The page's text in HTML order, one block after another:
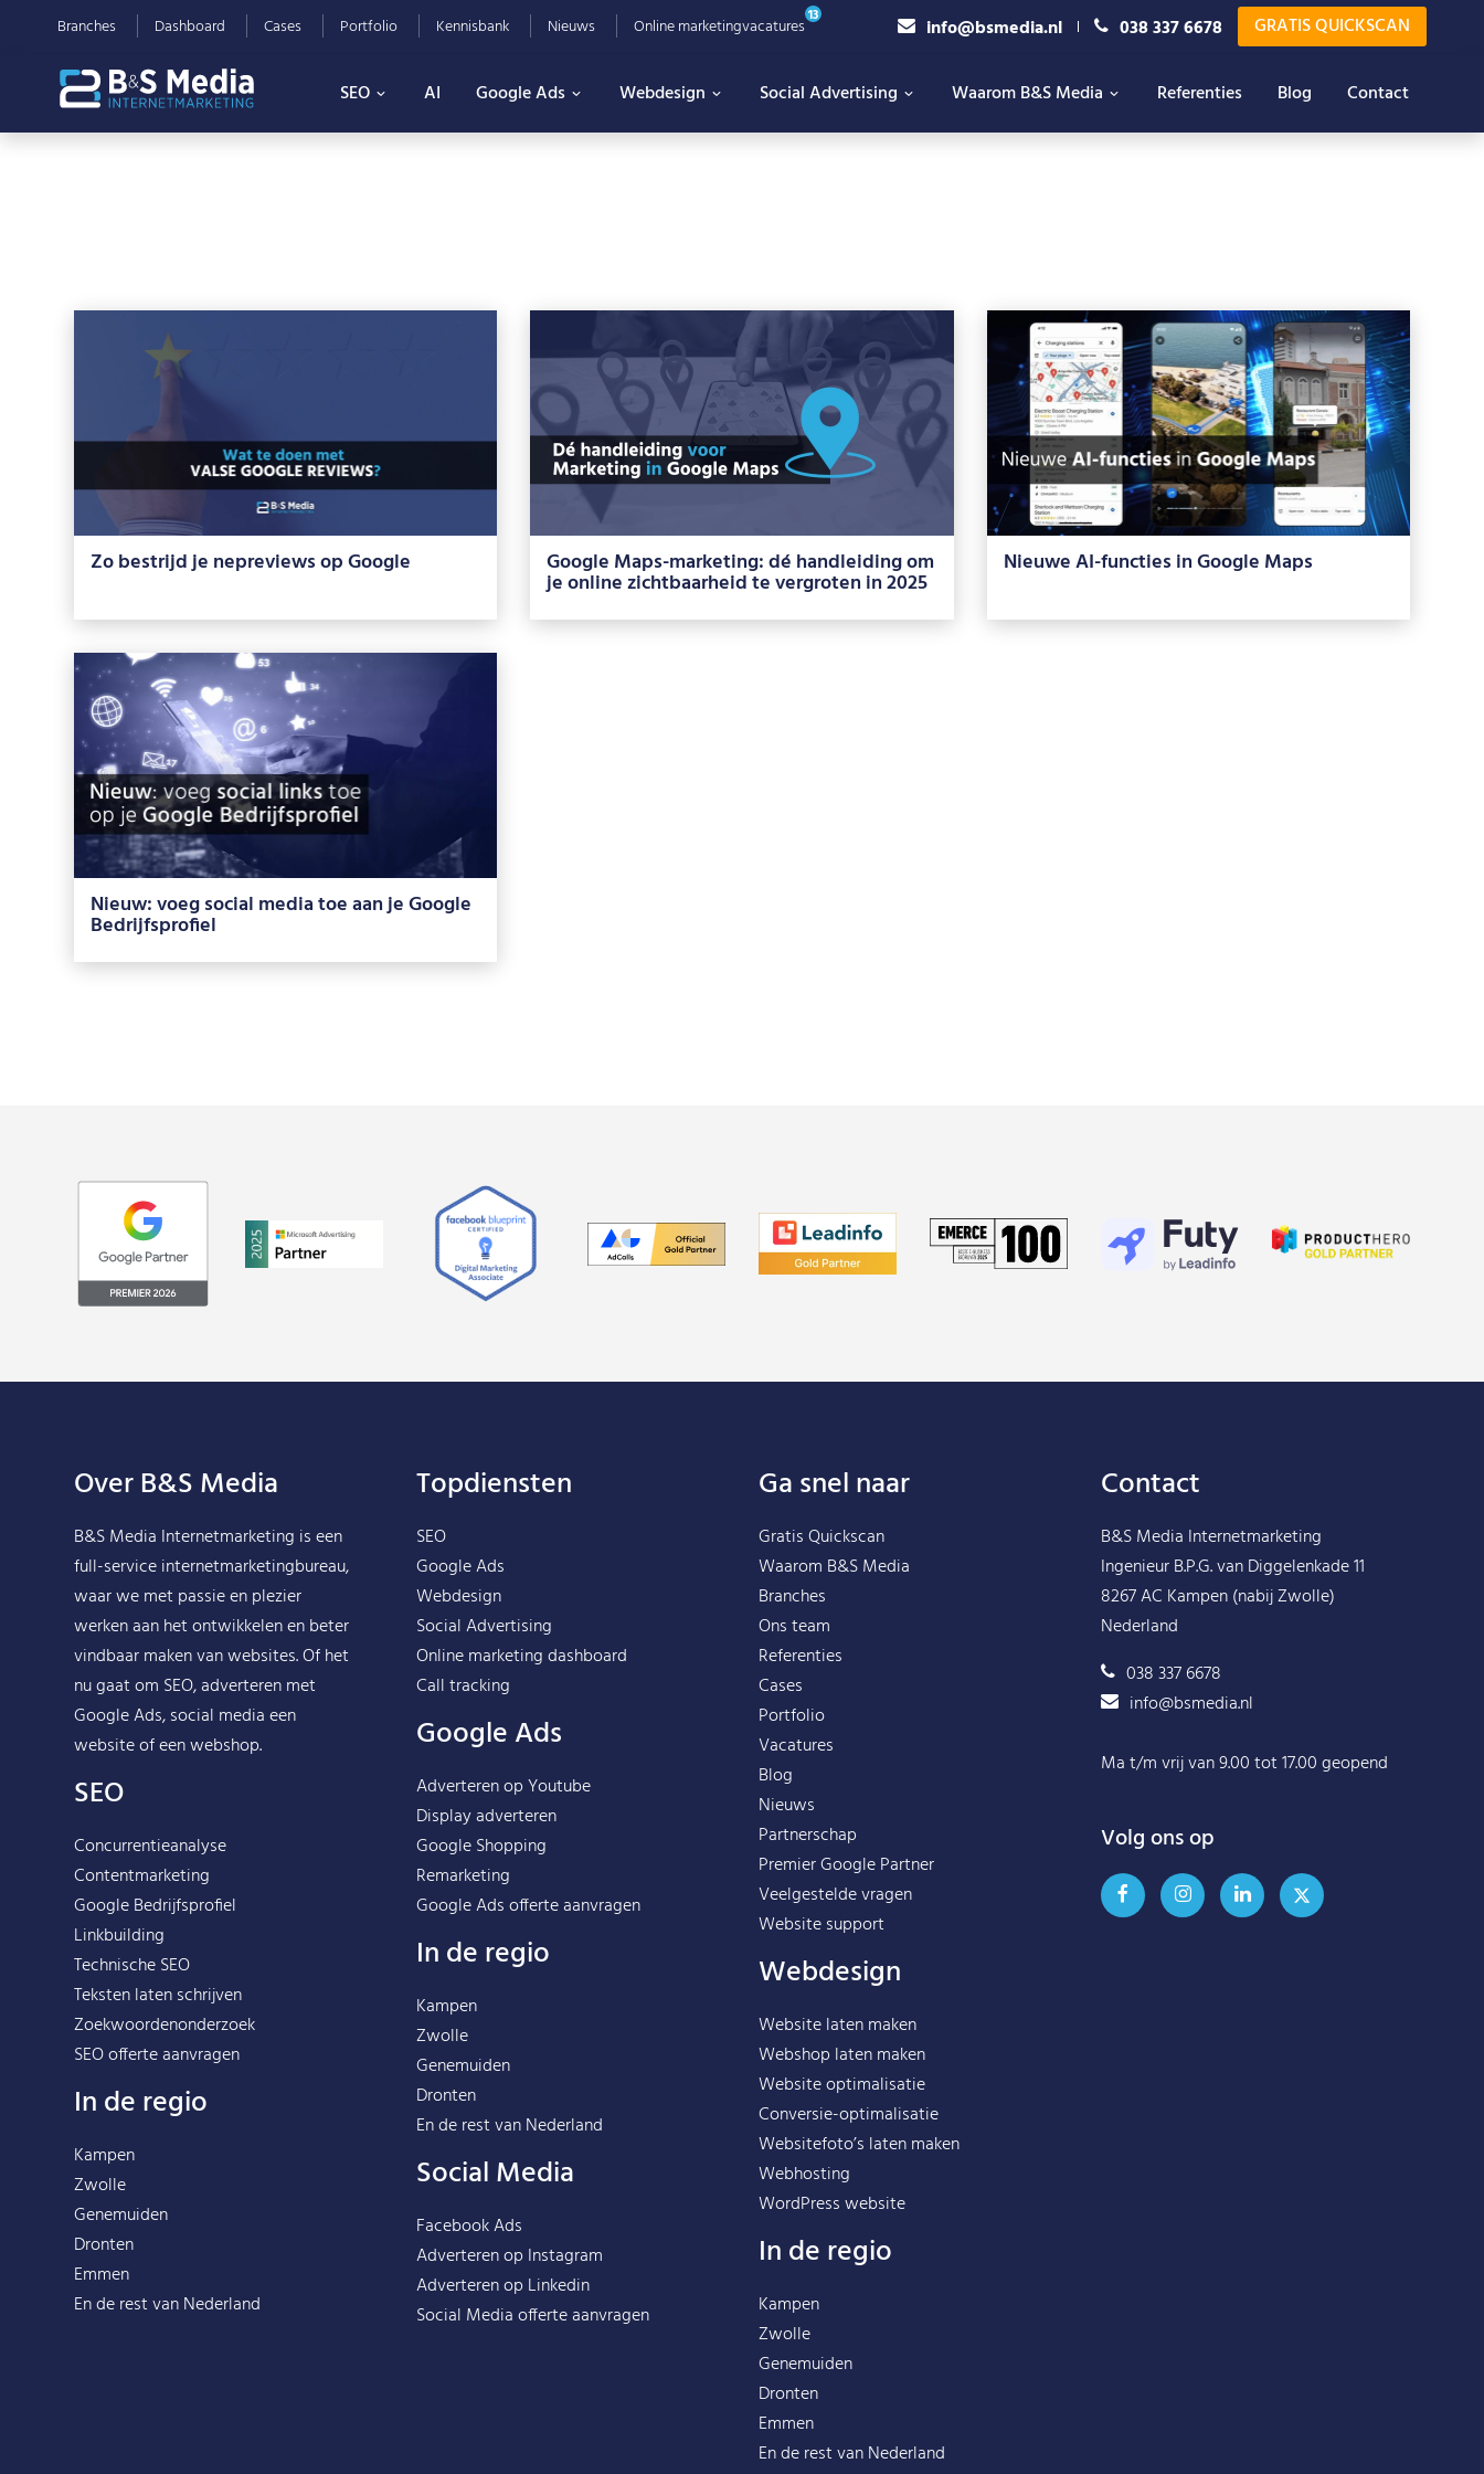
Branches Dashboard Cases Portfolio Kennisbank Nieuws Online marketingvacatures13 info@bsmedia.nl 038 337 6678 GRATIS QUICKSCAN
SEO AI Google Ads Webdesign Social Advertising Waarom B&S Media Referenties Blog Contact
Zo bestrijd je nepreviews op Google Google Maps-marketing: dé handleiding om
je online zichtbaarheid te vergroten in 2025
Nieuwe AI-functies in Google Maps
Nieuw: voeg social media toe aan je Google
Bedrijfsprofiel
Over B&S Media
B&S Media Internetmarketing is een
full-service internetmarketingbureau,
waar we met passie en plezier
werken aan het ontwikkelen en beter
vindbaar maken van websites. Of het
nu gaat om SEO, adverteren met
Google Ads, social media een
website of een webshop.
SEO
Concurrentieanalyse
Contentmarketing
Google Bedrijfsprofiel
Linkbuilding
Technische SEO
Teksten laten schrijven
Zoekwoordenonderzoek
SEO offerte aanvragen
In de regio
Kampen
Zwolle
Genemuiden
Dronten
Emmen
En de rest vanNederland
Topdiensten
SEO
Google Ads
Webdesign
Social Advertising
Online marketing dashboard
Call tracking
Google Ads
Adverteren op Youtube
Display adverteren
Google Shopping
Remarketing
Google Ads offerte aanvragen
In de regio
Kampen
Zwolle
Genemuiden
Dronten
En de rest vanNederland
Social Media
Facebook Ads
Adverteren op Instagram
Adverteren op Linkedin
Social Media offerte aanvragen
Ga snel naar
Gratis Quickscan
Waarom B&S Media
Branches
Ons team
Referenties
Cases
Portfolio
Vacatures
Blog
Nieuws
Partnerschap
Premier Google Partner
Veelgestelde vragen
Website support
Webdesign
Website laten maken
Webshop laten maken
Website optimalisatie
Conversie-optimalisatie
Websitefoto’s laten maken
Webhosting
WordPress website
In de regio
Kampen
Zwolle
Genemuiden
Dronten
Emmen
En de rest vanNederland
Contact
B&S Media Internetmarketing
Ingenieur B.P.G. van Diggelenkade 11
8267 AC Kampen (nabij Zwolle)
Nederland
038 337 6678
info@bsmedia.nl
Ma t/m vrij van 9.00 tot 17.00 geopend
Volg ons op